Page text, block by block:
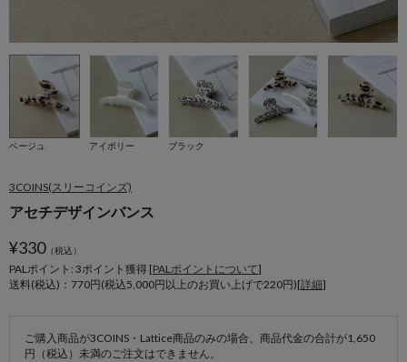
ベージュ アイボリー ブラック
3COINS(スリーコインズ)
アセチデザインバンス
¥330（税込）
PALポイント: 3ポイント獲得 [PALポイントについて]
送料(税込)：770円(税込5,000円以上のお買い上げで220円)[詳細]
ご購入商品が3COINS・Lattice商品のみの場合、商品代金の合計が1,650
円（税込）未満のご注文はできません。